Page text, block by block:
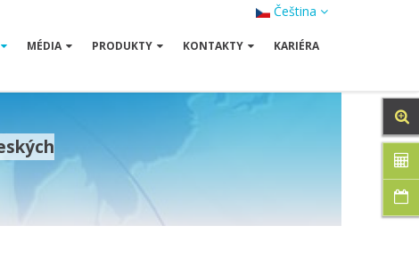
Čeština
MÉDIA PRODUKTY KONTAKTY KARIÉRA